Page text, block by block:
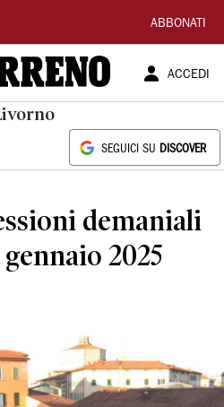
ABBONATI
ACCEDI
SEGUICI SU DISCOVER
demaniali
gennaio 2025